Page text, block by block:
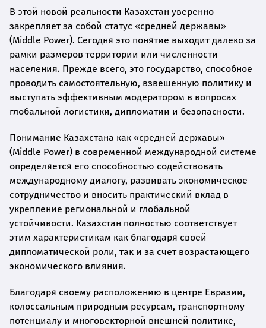
В этой новой реальности Казахстан уверенно
закрепляет за собой статус «средней державы»
(Middle Power). Сегодня это понятие выходит далеко за
рамки размеров территории или численности
населения. Прежде всего, это государство, способное
проводить самостоятельную, взвешенную политику и
выступать эффективным модератором в вопросах
глобальной логистики, дипломатии и безопасности.
Понимание Казахстана как «средней державы»
(Middle Power) в современной международной системе
определяется его способностью содействовать
международному диалогу, развивать экономическое
сотрудничество и вносить практический вклад в
укрепление региональной и глобальной
устойчивости. Казахстан полностью соответствует
этим характеристикам как благодаря своей
дипломатической роли, так и за счет возрастающего
экономического влияния.
Благодаря своему расположению в центре Евразии,
колоссальным природным ресурсам, транспортному
потенциалу и многовекторной внешней политике,